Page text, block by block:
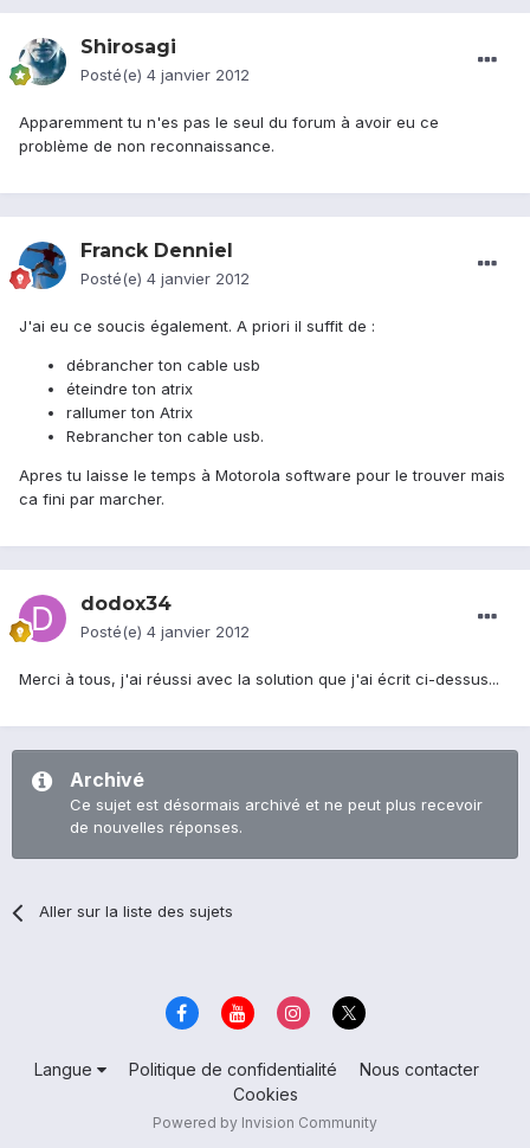
Shirosagi
Posté(e) 4 janvier 2012
Apparemment tu n'es pas le seul du forum à avoir eu ce
problème de non reconnaissance.
Franck Denniel
Posté(e) 4 janvier 2012
J'ai eu ce soucis également. A priori il suffit de :
débrancher ton cable usb
éteindre ton atrix
rallumer ton Atrix
Rebrancher ton cable usb.
Apres tu laisse le temps à Motorola software pour le trouver mais
ca fini par marcher.
dodox34
Posté(e) 4 janvier 2012
Merci à tous, j'ai réussi avec la solution que j'ai écrit ci-dessus...
Archivé
Ce sujet est désormais archivé et ne peut plus recevoir
de nouvelles réponses.
Aller sur la liste des sujets
Langue Politique de confidentialité
Nous contacter
Cookies
Powered by Invision Community